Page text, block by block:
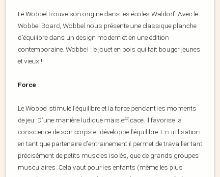
Le Wobbel trouve son origine dans les écoles Waldorf. Avec le
Wobbel Board, Wobbel nous présente une classique planche
d’équilibre dans un design modern et en une édition
contemporaine. Wobbel : le jouet en bois qui fait bouger jeunes
et vieux !
Force
Le Wobbel stimule l’équilibre et la force pendant les moments
de jeu. D’une manière ludique mais efficace, il favorise la
conscience de son corps et développe l’équilibre. En utilisation
en tant que partenaire d’entrainement il permet de travailler tant
précisément de petits muscles isolés, que de grands groupes
musculaires. Cela vaut pour les enfants (même les plus